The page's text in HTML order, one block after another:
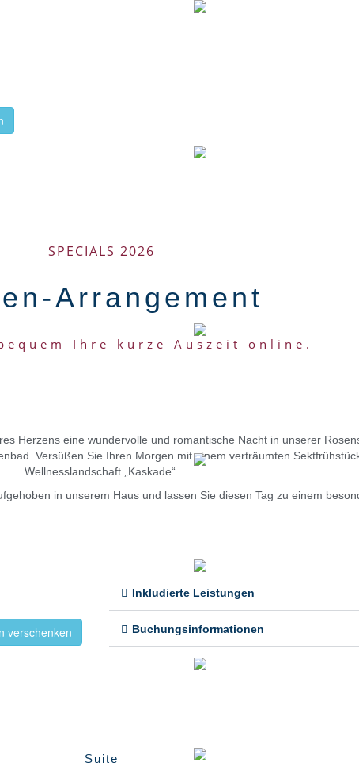
verschenken
SPECIALS 2026
Arrangement
Ihre kurze Auszeit online.
Herzens eine wundervolle und romantische Nacht in unserer
Versüßen Sie Ihren Morgen mit einem verträumten
Wellnesslandschaft „Kaskade“.
in unserem Haus und lassen Sie diesen Tag zu einem
Inkludierte Leistungen
Buchungsinformationen
Suite